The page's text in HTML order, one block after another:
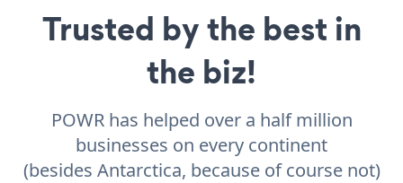
Trusted by the best in
the biz!
POWR has helped over a half million
businesses on every continent
(besides Antarctica, because of course not)